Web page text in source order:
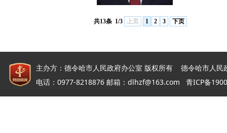
共13条 1/3 上页 1 2 3 下页
主办方：德令哈市人民政府办公室 版权所有 德令哈市人
电话：0977-8218876 邮箱：dlhzf@163.com 青ICP备